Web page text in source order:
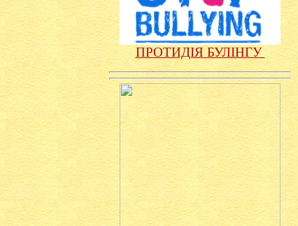
ПРОТИДІЯ БУЛІНГУ